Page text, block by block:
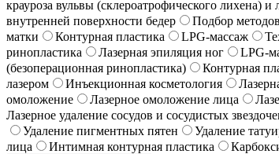
крауроза вульвы (склероатрофического лихена) и
внутренней поверхности бедер
Подбор
матки
Контурная пластика LPG-массаж
ринопластика
Лазерная эпиляция ног LPG-
(безоперационная ринопластика)
Контурная
лазером
Инъекционная косметология
омоложение
Лазерное омоложение лица
Лазерное удаление сосудов и сосудистых
Удаление пигментных пятен
Удаление
лица
Интимная контурная пластика